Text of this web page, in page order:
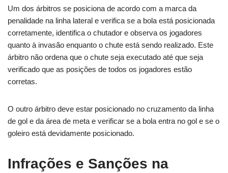
Um dos árbitros se posiciona de acordo com a marca da
penalidade na linha lateral e verifica se a bola está posicionada
corretamente, identifica o chutador e observa os jogadores
quanto à invasão enquanto o chute está sendo realizado. Este
árbitro não ordena que o chute seja executado até que seja
verificado que as posições de todos os jogadores estão
corretas.
O outro árbitro deve estar posicionado no cruzamento da linha
de gol e da área de meta e verificar se a bola entra no gol e se o
goleiro está devidamente posicionado.
Infrações e Sanções na